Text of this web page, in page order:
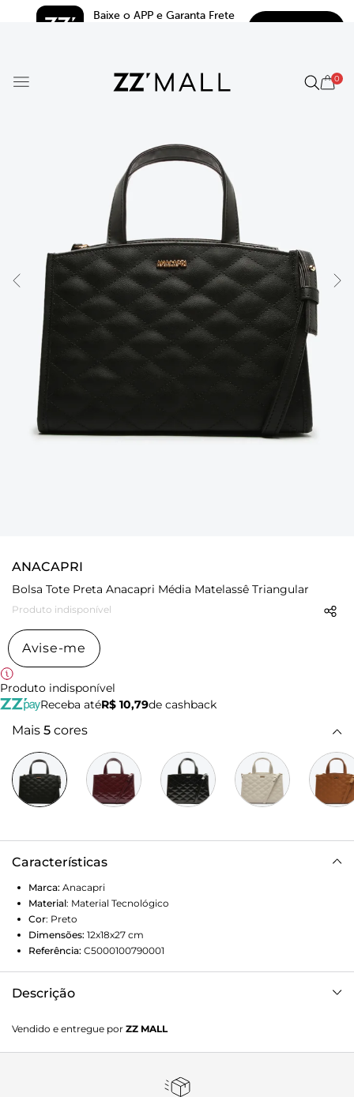
Baixe o APP e Garanta Frete
0
ANACAPRI
Bolsa Tote Preta Anacapri Média Matelassê Triangular
Produto indisponível
Avise-me
Produto indisponível
Receba atéR$ 10,79de cashback
Mais 5 cores
Características
Marca: Anacapri
Material: Material Tecnológico
Cor: Preto
Dimensões: 12x18x27 cm
Referência: C5000100790001
Descrição
modelo tem formato estruturado, laterais retas e
acabamento em matelassê nas capas. Traz alça lateral fina
com puxador em tira. Com inscrição metálica Anacapri em
Vendido e entregue por ZZ MALL